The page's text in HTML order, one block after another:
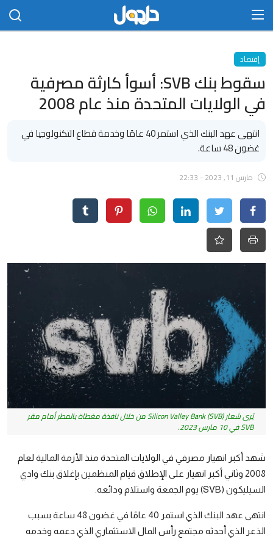
الرئيسية
الاتصال بنا
مجتمع
حلحول
أخبار
تكنلوجيا
علوم
الطقس
إقتصاد
صور وفنون
معرض الصور
صوتيات
التوجيهي
إقتصاد
سقوط بنك SVB: أسوأ كارثة مصرفية
في الولايات المتحدة منذ عام 2008
انتهى عهد البنك الذي استمر 40 عامًا وخدمة قطاع التكنولوجيا في
غضون 48 ساعة.
مارس 11, 2023 - 22:33
يُرى شعار Silicon Valley Bank (SVB) من خلال نافذة مغطاة بالمطر أمام مقر
SVB في 10 مارس 2023.
شهد أكبر انهيار مصرفي في الولايات المتحدة منذ الأزمة المالية لعام
2008 وثاني أكبر انهيار على الإطلاق قيام المنظمين بإغلاق بنك وادي
السيليكون (SVB) يوم الجمعة واستلام ودائعه.
انتهى عهد البنك الذي استمر 40 عامًا في غضون 48 ساعة بسبب
الذعر الذي أحدثه مجتمع رأس المال الاستثماري الذي دعمه وخدمه